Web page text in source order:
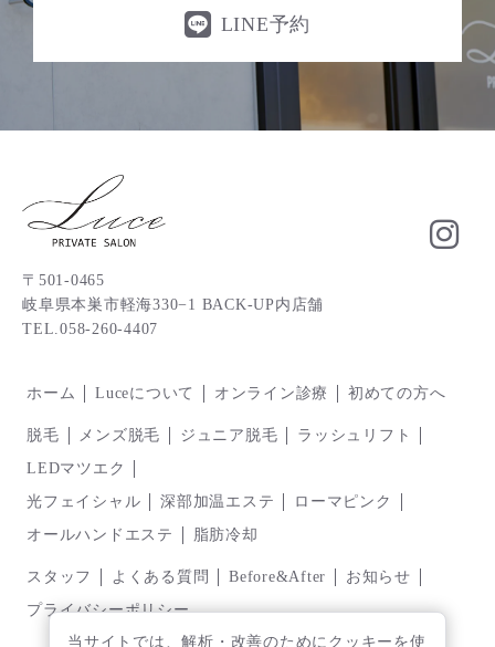
LINE予約
〒501-0465
岐阜県本巣市軽海330−1 BACK-UP内店舗
TEL.058-260-4407
ホーム Luceについて オンライン診療 初めての方へ
脱毛 メンズ脱毛 ジュニア脱毛
ラッシュリフト
LEDマツエク
光フェイシャル
深部加温エステ
ローマピンク
オールハンドエステ
脂肪冷却
スタッフ よくある質問 Before&After
お知らせ
プライバシーポリシー
当サイトでは、解析・改善のためにクッキーを使